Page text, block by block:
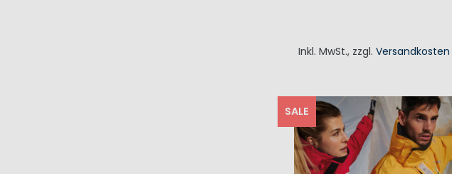
Inkl. MwSt., zzgl.Versandkosten
SALE